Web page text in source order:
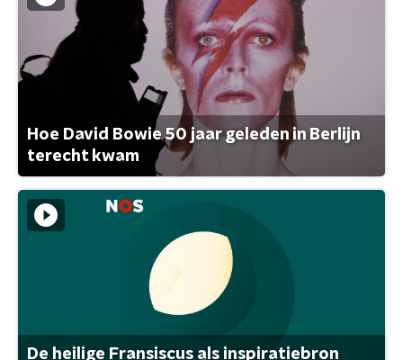
Hoe David Bowie 50 jaar geleden in Berlijn
terecht kwam
De heilige Fransiscus als inspiratiebron